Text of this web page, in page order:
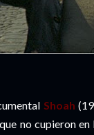
Shoah
no cupieron en